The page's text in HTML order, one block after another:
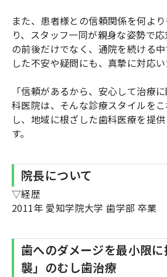
また、患者様との信頼関係を何よ
り、スタッフ一同が親身な姿勢で
の前後だけでなく、通院を続ける
した不安や疑問にも、真摯に対応い
「信頼があるから、安心して治療
科医院は、そんな診療スタイルを
し、地域に根ざした歯科医療を提
す。
院長について
▽経歴
2011年 愛知学院大学 歯学部 卒業
歯へのダメージを最小限
襲」のむし歯治療